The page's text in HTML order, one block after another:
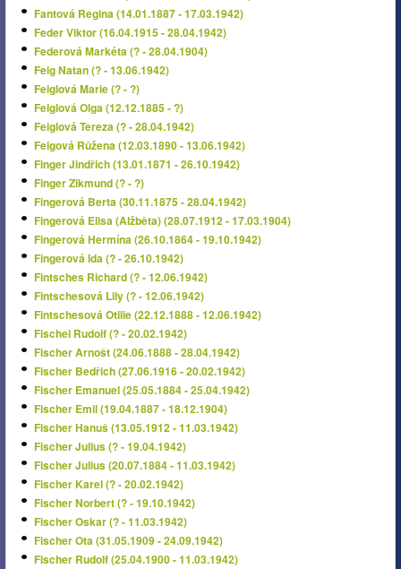
Fantová Regina (14.01.1887 - 17.03.1942)
Feder Viktor (16.04.1915 - 28.04.1942)
Federová Markéta (? - 28.04.1904)
Feig Natan (? - 13.06.1942)
Feiglová Marie (? - ?)
Feiglová Olga (12.12.1885 - ?)
Feiglová Tereza (? - 28.04.1942)
Feigová Růžena (12.03.1890 - 13.06.1942)
Finger Jindřich (13.01.1871 - 26.10.1942)
Finger Zikmund (? - ?)
Fingerová Berta (30.11.1875 - 28.04.1942)
Fingerová Elisa (Alžběta) (28.07.1912 - 17.03.1904)
Fingerová Hermína (26.10.1864 - 19.10.1942)
Fingerová Ida (? - 26.10.1942)
Fintsches Richard (? - 12.06.1942)
Fintschesová Lily (? - 12.06.1942)
Fintschesová Otilie (22.12.1888 - 12.06.1942)
Fischel Rudolf (? - 20.02.1942)
Fischer Arnošt (24.06.1888 - 28.04.1942)
Fischer Bedřich (27.06.1916 - 20.02.1942)
Fischer Emanuel (25.05.1884 - 25.04.1942)
Fischer Emil (19.04.1887 - 18.12.1904)
Fischer Hanuš (13.05.1912 - 11.03.1942)
Fischer Julius (? - 19.04.1942)
Fischer Julius (20.07.1884 - 11.03.1942)
Fischer Karel (? - 20.02.1942)
Fischer Norbert (? - 19.10.1942)
Fischer Oskar (? - 11.03.1942)
Fischer Ota (31.05.1909 - 24.09.1942)
Fischer Rudolf (25.04.1900 - 11.03.1942)